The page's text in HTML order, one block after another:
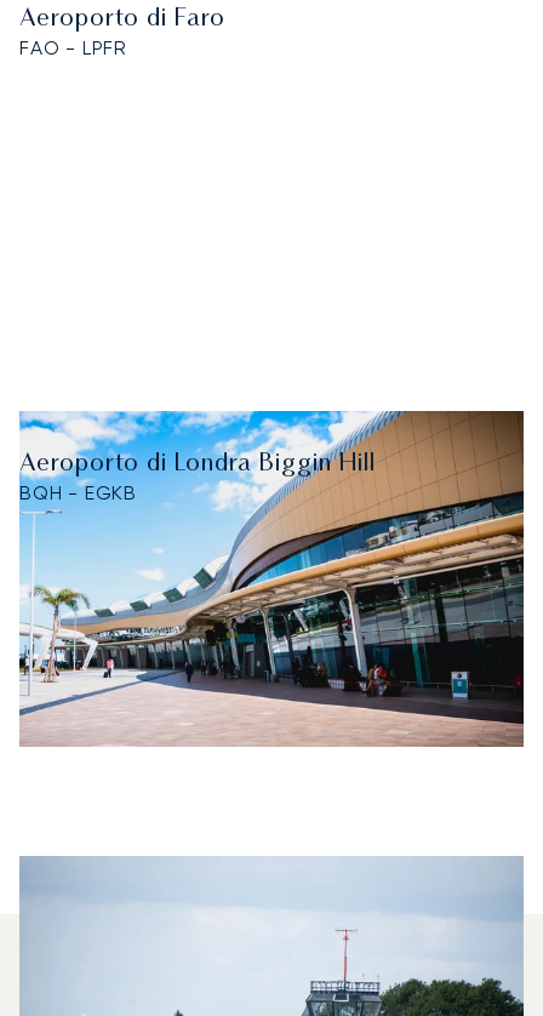
Aeroporto di Faro
FAO - LPFR
Aeroporto di Londra Biggin Hill
BQH - EGKB
Quali Jet Privati Vengono